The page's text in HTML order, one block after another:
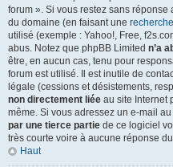
forum ». Si vous restez sans
du domaine (en faisant une
utilisé (exemple : Yahoo!, Free,
abus. Notez que phpBB Limited n’a
être, en aucun cas, tenu pour
forum est utilisé. Il est inutile de
légale (cessions et désistements,
non directement liée au site Internet
même. Si vous adressez un e-mail
par une tierce partie de ce logiciel
très courte voire à aucune réponse
Haut